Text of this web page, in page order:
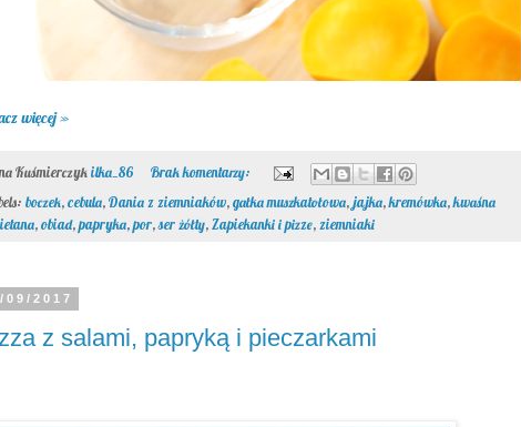
więcej »
Kuśmierczykilka_86
Brak komentarzy:
boczek,cebula,Dania z ziemniaków,gałka muszkatołowa,jajka,kremówka,kwaśna
,obiad,papryka,por,ser żółty,Zapiekanki i pizze,ziemniaki
09/2017
z salami, papryką i pieczarkami